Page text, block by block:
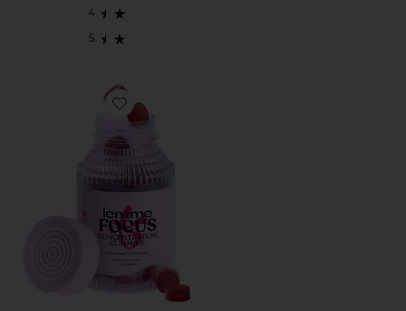
Favorite GOMITAS DE VITAMINA FOCUS